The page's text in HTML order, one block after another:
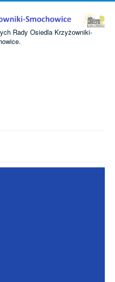
Rady Osiedla Krzyżowniki-